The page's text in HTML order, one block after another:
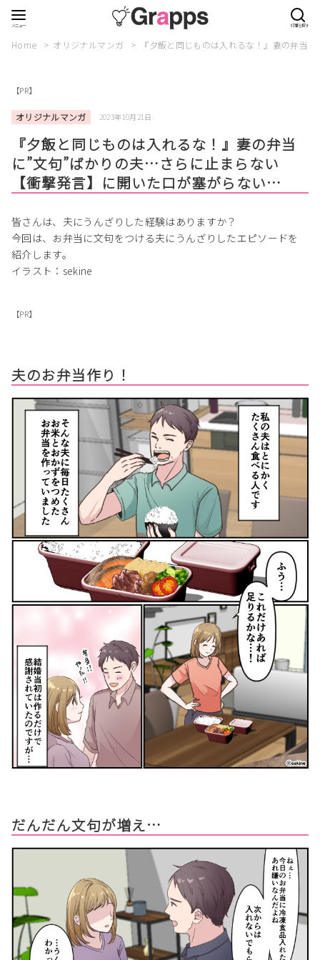
Home オリジナルマンガ 『夕飯と同じものは入れるな！』妻の弁当
【PR】
オリジナルマンガ 2023年10月21日
『夕飯と同じものは入れるな！』妻の弁当
に”文句”ばかりの夫…さらに止まらない
【衝撃発言】に開いた口が塞がらない…
皆さんは、夫にうんざりした経験はありますか？
今回は、お弁当に文句をつける夫にうんざりしたエピソードを
紹介します。
イラスト：sekine
【PR】
夫のお弁当作り！
だんだん文句が増え…